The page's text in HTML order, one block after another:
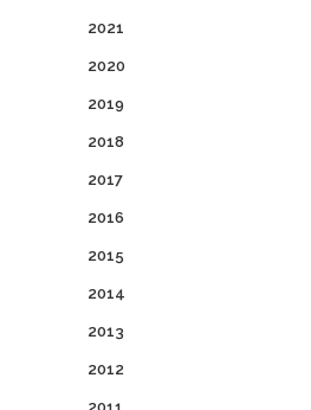
2021
2020
2019
2018
2017
2016
2015
2014
2013
2012